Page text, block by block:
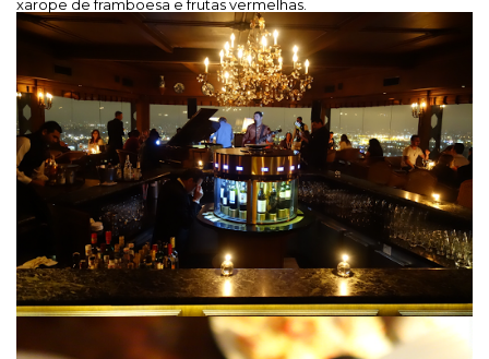
xarope de framboesa e frutas vermelhas.